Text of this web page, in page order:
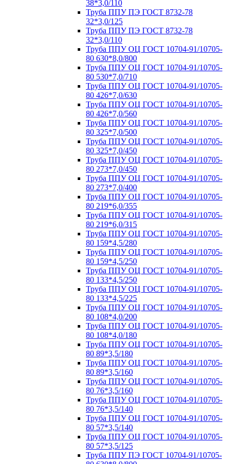
38*3,0/110
Труба ППУ ПЭ ГОСТ 8732-78
32*3,0/125
Труба ППУ ПЭ ГОСТ 8732-78
32*3,0/110
Труба ППУ ОЦ ГОСТ 10704-91/10705-
80 630*8,0/800
Труба ППУ ОЦ ГОСТ 10704-91/10705-
80 530*7,0/710
Труба ППУ ОЦ ГОСТ 10704-91/10705-
80 426*7,0/630
Труба ППУ ОЦ ГОСТ 10704-91/10705-
80 426*7,0/560
Труба ППУ ОЦ ГОСТ 10704-91/10705-
80 325*7,0/500
Труба ППУ ОЦ ГОСТ 10704-91/10705-
80 325*7,0/450
Труба ППУ ОЦ ГОСТ 10704-91/10705-
80 273*7,0/450
Труба ППУ ОЦ ГОСТ 10704-91/10705-
80 273*7,0/400
Труба ППУ ОЦ ГОСТ 10704-91/10705-
80 219*6,0/355
Труба ППУ ОЦ ГОСТ 10704-91/10705-
80 219*6,0/315
Труба ППУ ОЦ ГОСТ 10704-91/10705-
80 159*4,5/280
Труба ППУ ОЦ ГОСТ 10704-91/10705-
80 159*4,5/250
Труба ППУ ОЦ ГОСТ 10704-91/10705-
80 133*4,5/250
Труба ППУ ОЦ ГОСТ 10704-91/10705-
80 133*4,5/225
Труба ППУ ОЦ ГОСТ 10704-91/10705-
80 108*4,0/200
Труба ППУ ОЦ ГОСТ 10704-91/10705-
80 108*4,0/180
Труба ППУ ОЦ ГОСТ 10704-91/10705-
80 89*3,5/180
Труба ППУ ОЦ ГОСТ 10704-91/10705-
80 89*3,5/160
Труба ППУ ОЦ ГОСТ 10704-91/10705-
80 76*3,5/160
Труба ППУ ОЦ ГОСТ 10704-91/10705-
80 76*3,5/140
Труба ППУ ОЦ ГОСТ 10704-91/10705-
80 57*3,5/140
Труба ППУ ОЦ ГОСТ 10704-91/10705-
80 57*3,5/125
Труба ППУ ПЭ ГОСТ 10704-91/10705-